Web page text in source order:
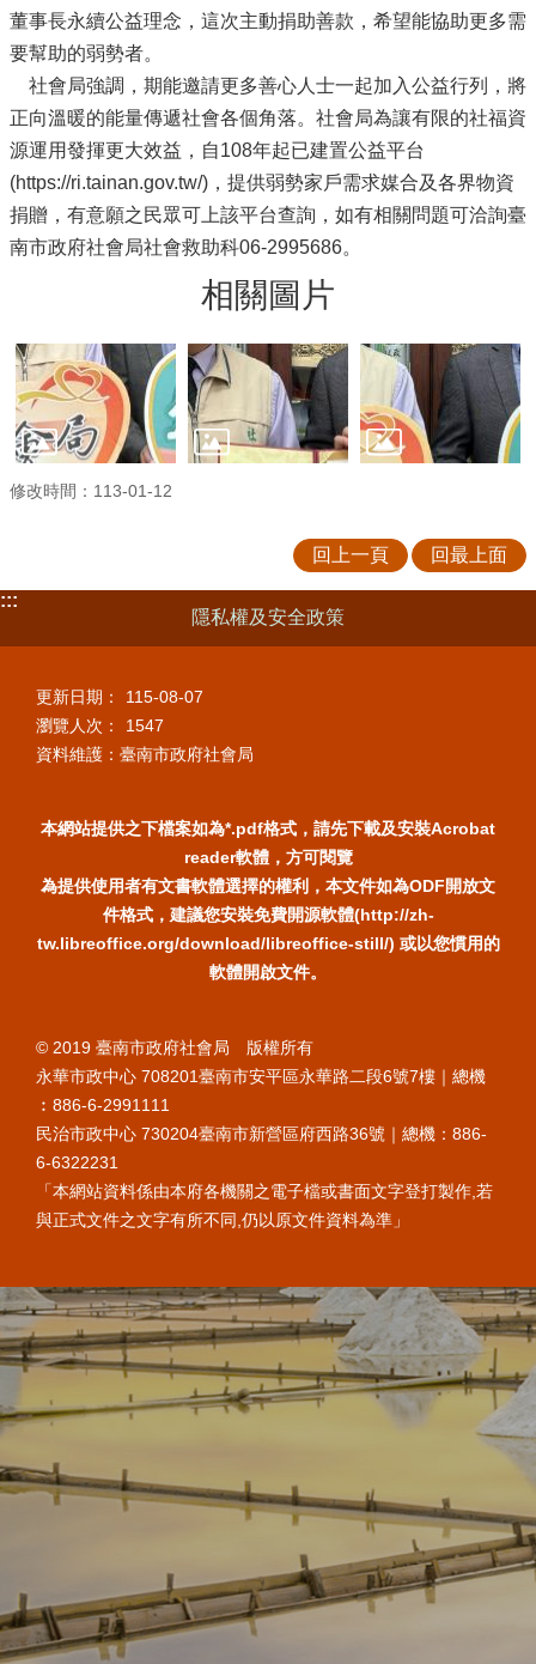
董事長永續公益理念，這次主動捐助善款，希望能協助更多需
要幫助的弱勢者。
社會局強調，期能邀請更多善心人士一起加入公益行列，將
正向溫暖的能量傳遞社會各個角落。社會局為讓有限的社福資
源運用發揮更大效益，自108年起已建置公益平台
(https://ri.tainan.gov.tw/)，提供弱勢家戶需求媒合及各界物資
捐贈，有意願之民眾可上該平台查詢，如有相關問題可洽詢臺
南市政府社會局社會救助科06-2995686。
相關圖片
修改時間：113-01-12
回上一頁 回最上面
:::
隱私權及安全政策
更新日期：
115-08-07
瀏覽人次：
1547
資料維護：臺南市政府社會局
本網站提供之下檔案如為*.pdf格式，請先下載及安裝Acrobat
reader軟體，方可閱覽
為提供使用者有文書軟體選擇的權利，本文件如為ODF開放文
件格式，建議您安裝免費開源軟體(http://zh-
tw.libreoffice.org/download/libreoffice-still/) 或以您慣用的
軟體開啟文件。
© 2019 臺南市政府社會局 版權所有
永華市政中心 708201臺南市安平區永華路二段6號7樓｜總機
︰886-6-2991111
民治市政中心 730204臺南市新營區府西路36號｜總機：886-
6-6322231
「本網站資料係由本府各機關之電子檔或書面文字登打製作,若
與正式文件之文字有所不同,仍以原文件資料為準」